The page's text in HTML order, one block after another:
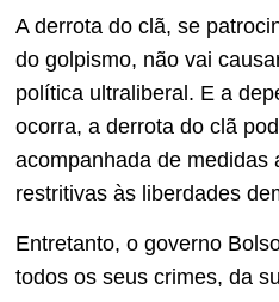
A derrota do clã, se
do golpismo, não vai
política ultraliberal. E a
ocorra, a derrota do clã
acompanhada de medidas
restritivas às liberdades
Entretanto, o governo
todos os seus crimes, da